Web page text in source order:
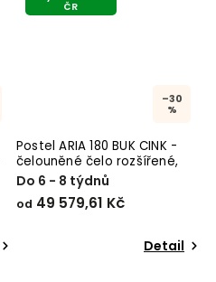
CINK -
rozšířené,
Postel ARIA 180
čelouněné čelo
úložný prostor
Do 6 - 8 týdnů
od51 961,93 Kč